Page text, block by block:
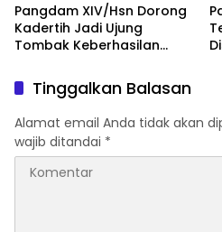
Pangdam XIV/Hsn Dorong
Kadertih Jadi Ujung
Tombak Keberhasilan
XIV/Hsn
Tinggalkan Balasan
Alamat email Anda tidak akan
wajib ditandai *